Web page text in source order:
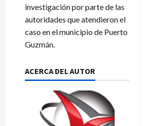
investigación por parte de las
autoridades que atendieron el
caso en el municipio de Puerto
Guzmán.
ACERCA DEL AUTOR